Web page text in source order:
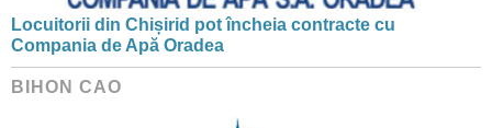
Locuitorii din Chișirid pot încheia contracte cu
Compania de Apă Oradea
BIHON CAO